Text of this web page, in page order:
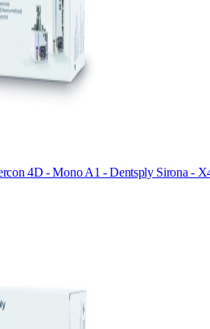
4D - Mono A1 - Dentsply Sirona -